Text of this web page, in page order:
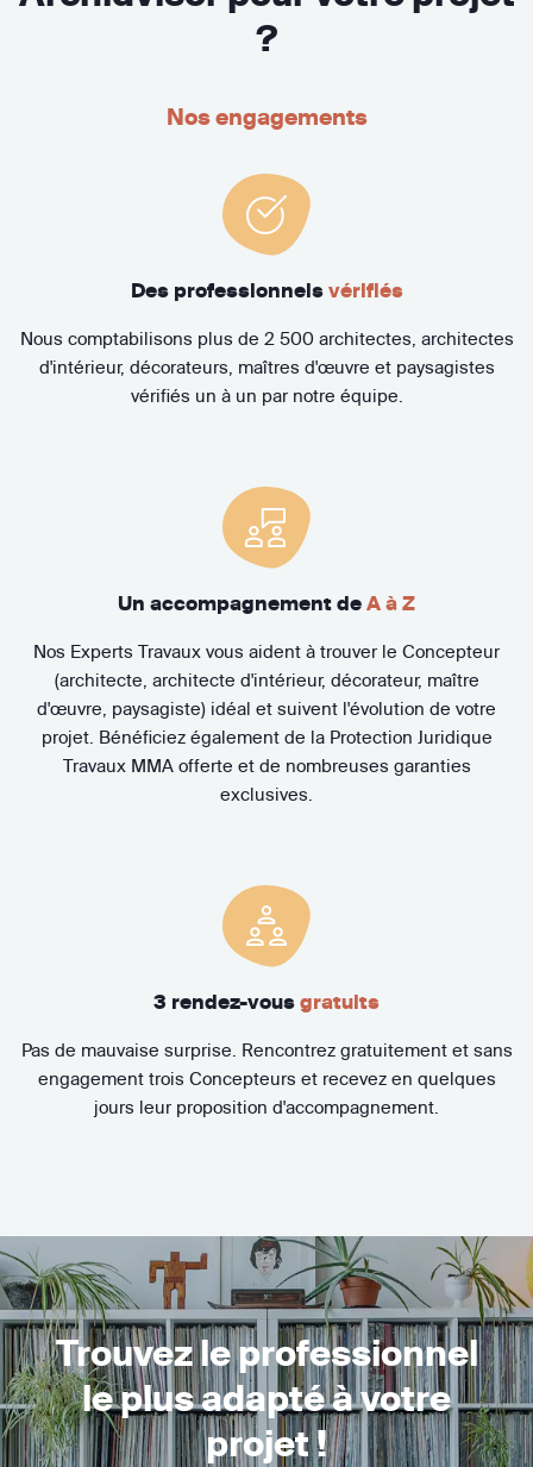
?
Nos engagements
Des professionnels vérifiés
Nous comptabilisons plus de 2 500 architectes, architectes
d'intérieur, décorateurs, maîtres d'œuvre et paysagistes
vérifiés un à un par notre équipe.
Un accompagnement de A à Z
Nos Experts Travaux vous aident à trouver le Concepteur
(architecte, architecte d'intérieur, décorateur, maître
d'œuvre, paysagiste) idéal et suivent l'évolution de votre
projet. Bénéficiez également de la Protection Juridique
Travaux MMA offerte et de nombreuses garanties
exclusives.
3 rendez-vous gratuits
Pas de mauvaise surprise. Rencontrez gratuitement et sans
engagement trois Concepteurs et recevez en quelques
jours leur proposition d'accompagnement.
Trouvez le professionnel
le plus adapté à votre
projet !